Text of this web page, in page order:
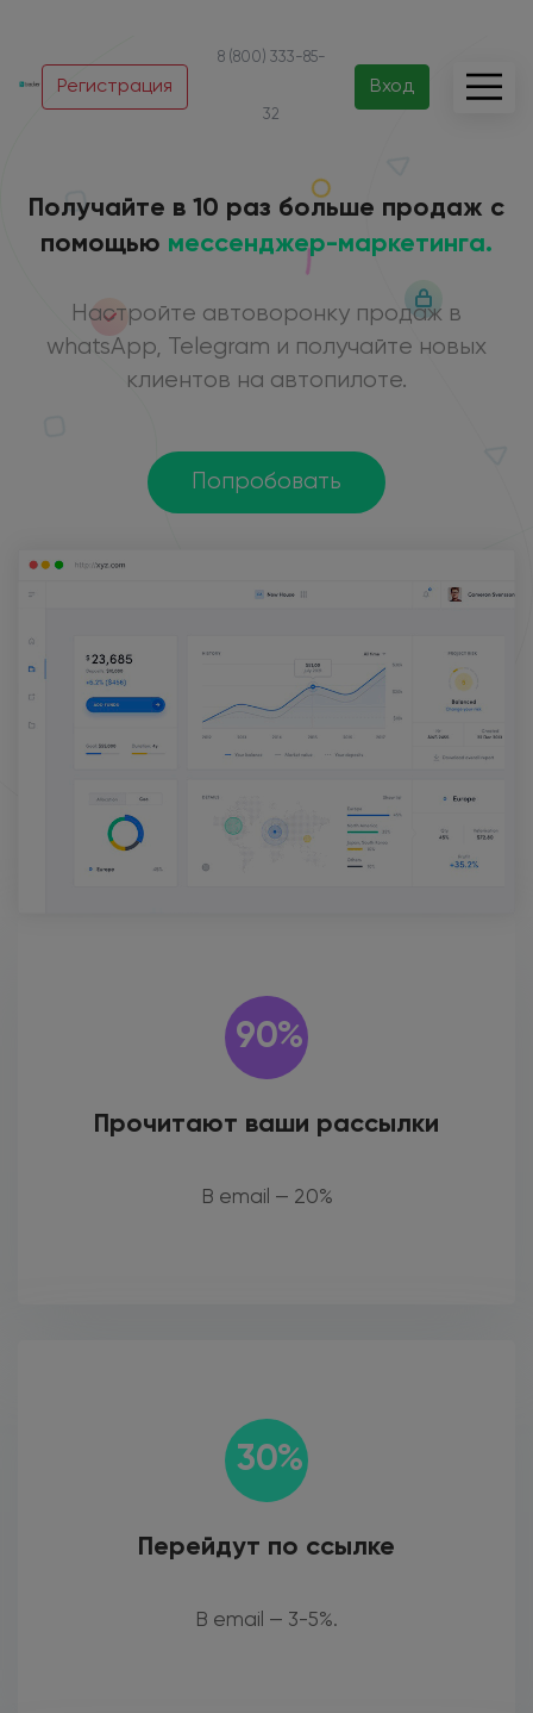
Регистрация
8 (800) 333-85-
32
Вход
Получайте в 10 раз больше продаж с
помощью мессенджер-маркетинга.
Настройте автоворонку продаж в
whatsApp, Telegram и получайте новых
клиентов на автопилоте.
Попробовать
Обзор всего сервиса
90%
Прочитают ваши рассылки
В email — 20%
30%
Перейдут по ссылке
В email — 3-5%.